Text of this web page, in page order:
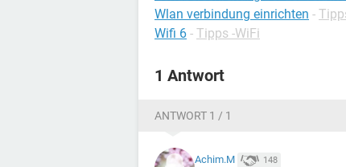
Wlan verbindung einrichten -
Wifi 6 - Tipps -WiFi
1 Antwort
ANTWORT 1 / 1
Achim.M 148